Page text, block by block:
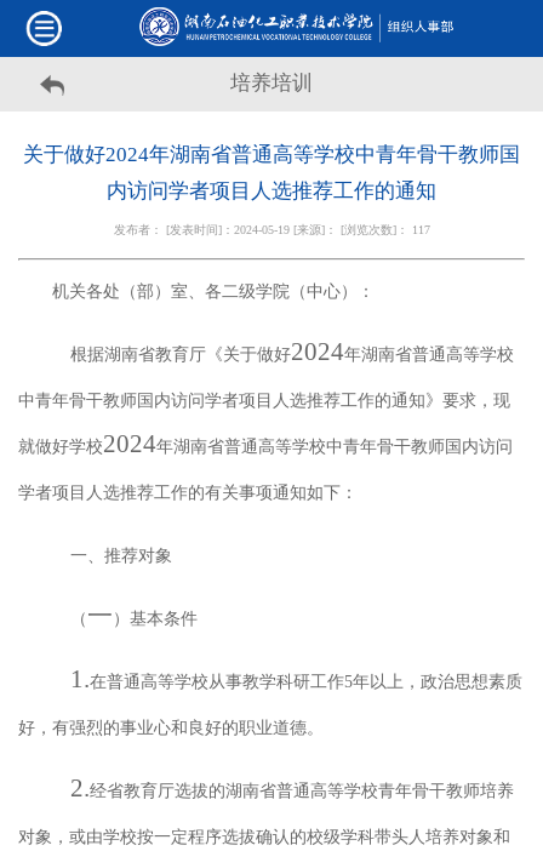
培养培训
关于做好2024年湖南省普通高等学校中青年骨干教师国
内访问学者项目人选推荐工作的通知
发布者： [发表时间]：2024-05-19 [来源]： [浏览次数]： 117
机关各处（部）室、各二级学院（中心）：
根据湖南省教育厅 《关于做好2024年湖南省普通高等学校
中青年骨干教师国内访问学者项目人选推荐工作的通知》 要求，现
就做好学校2024年湖南省普通高等学校中青年骨干教师国内访问
学者项目人选推荐工作的有关事项通知如下：
一、推荐对象
（ 一 ）基本条件
1.在普通高等学校从事教学科研工作5年以上，政治思想素质
好，有强烈的事业心和良好的职业道德。
2.经省教育厅选拔的湖南省普通高等学校青年骨干教师培养
对象，或由学校按一定程序选拔确认的校级学科带头人培养对象和